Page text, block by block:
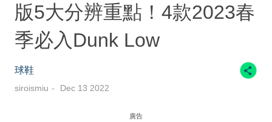
版5大分辨重點！4款2023春
季必入Dunk Low
球鞋
siroismiu Dec 13 2022
廣告